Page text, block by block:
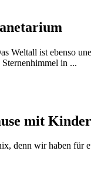
Weltall ist ebenso
Sternenhimmel in ...
mit
denn wir haben